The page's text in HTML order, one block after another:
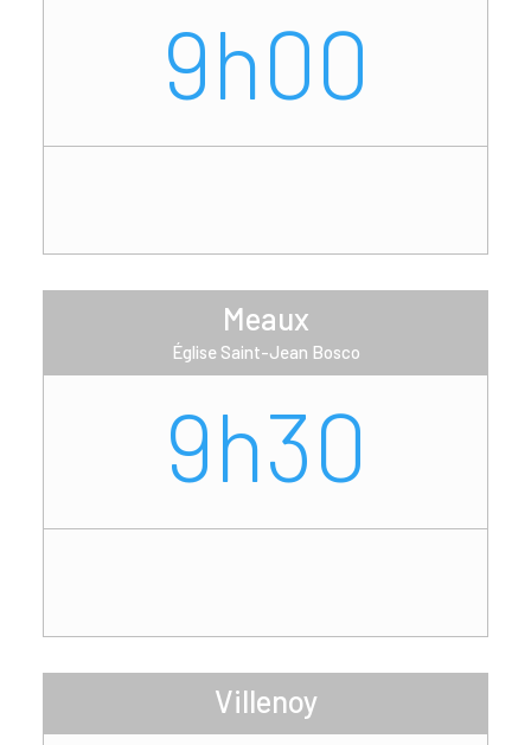
9h00
Meaux
Église Saint-Jean Bosco
9h30
Villenoy